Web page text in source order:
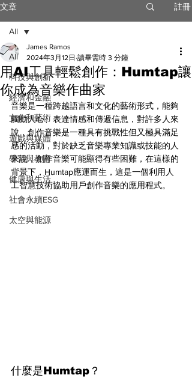
文章 註冊
All
科技與創新
經濟和金融
文化和藝術
遊戲與媒體
學習與教育
健康與生活
社會永續ESG
太空與能源
All
用AI工具輕鬆創作：Humtap讓
你成為音樂作曲家
James Ramos
2024年3月12日 讀畢需時 3 分鐘
音樂是一種跨越語言和文化的藝術形式，能夠
觸動人心、表達情感和傳遞信息，對許多人來
說，創作音樂是一種具有挑戰性但又極具滿足
感的活動，對於缺乏音樂專業知識或技能的人
來說，創作音樂可能顯得有些困難，在這樣的
背景下，Humtap應運而生，這是一個利用人
工智慧技術協助用戶創作音樂的應用程式。
什麼是Humtap？